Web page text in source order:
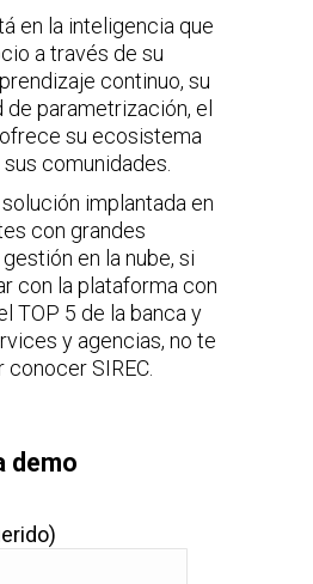
en la inteligencia que
a través de su
continuo, su
de parametrización, el
su ecosistema
comunidades.
implantada en
con grandes
en la nube, si
con la plataforma con
TOP 5 de la banca y
y agencias, no te
SIREC.
demo